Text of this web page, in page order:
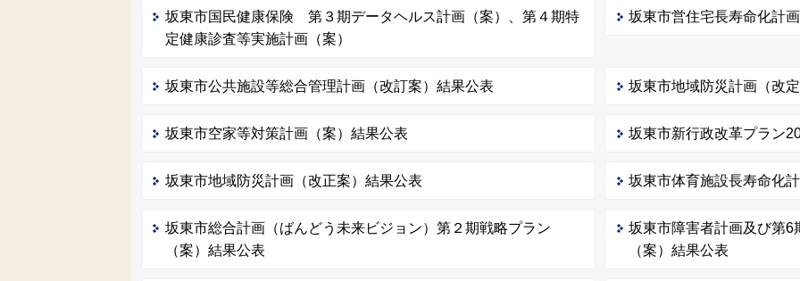
坂東市国民健康保険 第３期データヘルス計画（案）、第４期特
定健康診査等実施計画（案）
坂東市営住宅長寿命化計
坂東市公共施設等総合管理計画（改訂案）結果公表 坂東市地域防災計画（改
坂東市空家等対策計画（案）結果公表 坂東市新行政改革プラン
坂東市地域防災計画（改正案）結果公表 坂東市体育施設長寿命化
坂東市総合計画（ばんどう未来ビジョン）第２期戦略プラン
（案）結果公表
坂東市障害者計画及び第
（案）結果公表